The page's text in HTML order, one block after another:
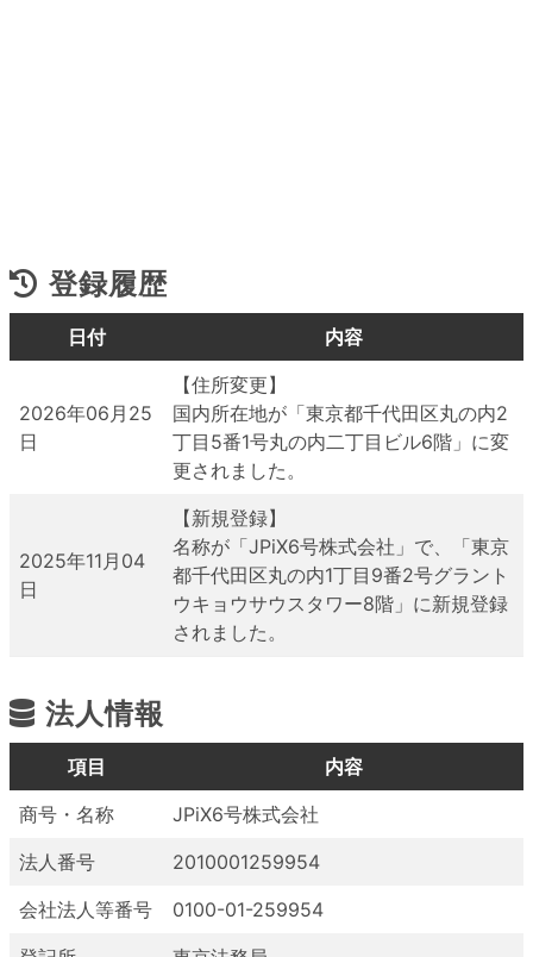
登録履歴
日付 内容
2026年06月25
日
【住所変更】
国内所在地が「東京都千代田区丸の内2
丁目5番1号丸の内二丁目ビル6階」に変
更されました。
2025年11月04
日
【新規登録】
名称が「JPiX6号株式会社」で、「東京
都千代田区丸の内1丁目9番2号グラント
ウキョウサウスタワー8階」に新規登録
されました。
法人情報
項目
内容
商号・名称
JPiX6号株式会社
法人番号
2010001259954
会社法人等番号
0100-01-259954